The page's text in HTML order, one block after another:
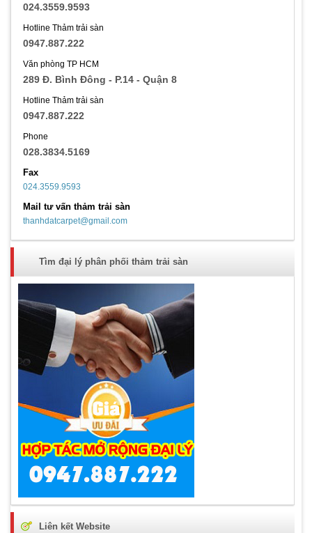
024.3559.9593
Hotline Thảm trải sàn
0947.887.222
Văn phòng TP HCM
289 Đ. Bình Đông - P.14 - Quận 8
Hotline Thảm trải sàn
0947.887.222
Phone
028.3834.5169
Fax
024.3559.9593
Mail tư vấn thảm trải sàn
thanhdatcarpet@gmail.com
Tìm đại lý phân phối thảm trải sàn
Liên kết Website